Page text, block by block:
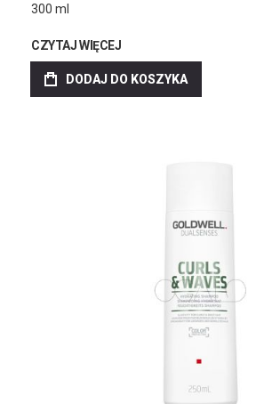
300 ml
CZYTAJ WIĘCEJ
DODAJ DO KOSZYKA